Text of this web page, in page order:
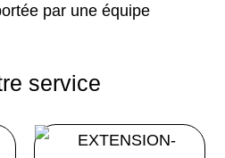
par une équipe
service